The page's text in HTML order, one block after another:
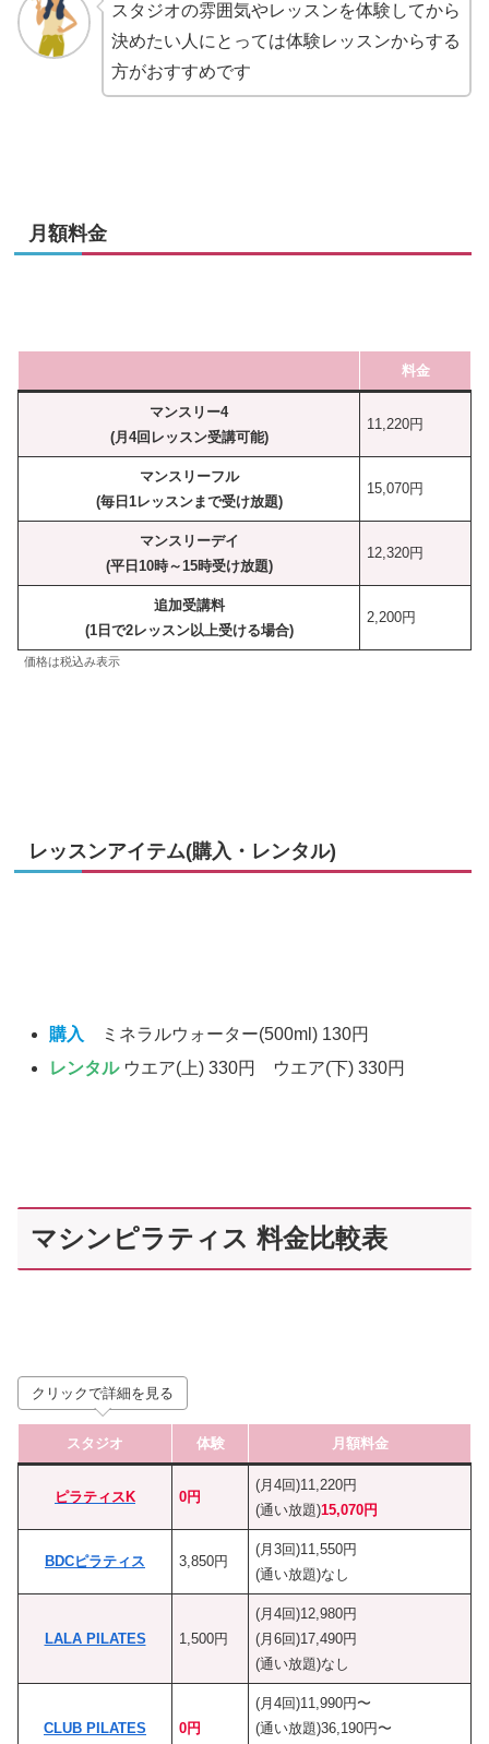
スタジオの雰囲気やレッスンを体験してから
決めたい人にとっては体験レッスンからする
方がおすすめです
月額料金
料金
マンスリー4
(月4回レッスン受講可能)
11,220円
マンスリーフル
(毎日1レッスンまで受け放題)
15,070円
マンスリーデイ
(平日10時～15時受け放題)
12,320円
追加受講料
(1日で2レッスン以上受ける場合)
2,200円
価格は税込み表示
レッスンアイテム(購入・レンタル)
購入
ミネラルウォーター(500ml) 130円
レンタルウエア(上) 330円 ウエア(下) 330円
マシンピラティス 料金比較表
クリックで詳細を見る
スタジオ 体験 月額料金
ピラティスK 0円
(月4回)11,220円
(通い放題)15,070円
BDCピラティス 3,850円
(月3回)11,550円
(通い放題)なし
LALA PILATES 1,500円
(月4回)12,980円
(月6回)17,490円
(通い放題)なし
CLUB PILATES 0円
(月4回)11,990円〜
(通い放題)36,190円〜